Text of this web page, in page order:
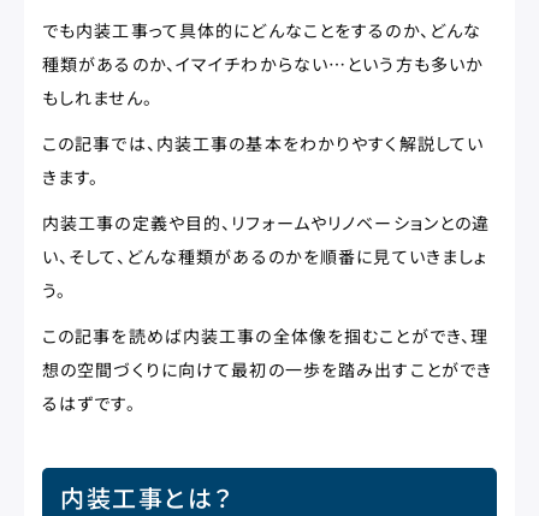
でも内装工事って具体的にどんなことをするのか、どんな
種類があるのか、イマイチわからない…という方も多いか
もしれません。
この記事では、内装工事の基本をわかりやすく解説してい
きます。
内装工事の定義や目的、リフォームやリノベーションとの違
い、そして、どんな種類があるのかを順番に見ていきましょ
う。
この記事を読めば内装工事の全体像を掴むことができ、理
想の空間づくりに向けて最初の一歩を踏み出すことができ
るはずです。
内装工事とは？